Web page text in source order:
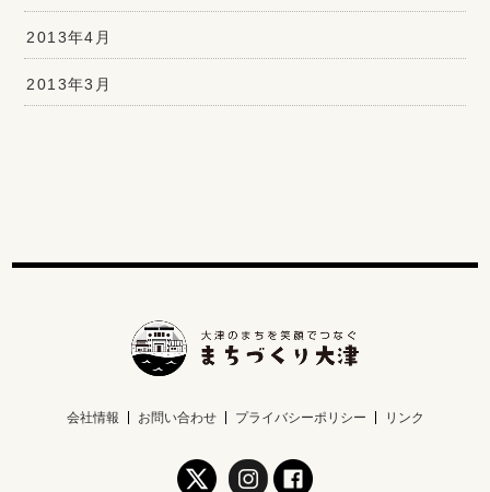
2013年4月
2013年3月
会社情報 お問い合わせ プライバシーポリシー リンク